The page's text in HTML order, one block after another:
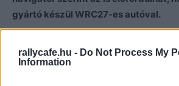
rallycafe.hu - Do Not Process My
Information
gyártó készül WRC27-es autóval.
A WRC-ben 2027-től komoly
lesz, aminek azonban egyelőre nem